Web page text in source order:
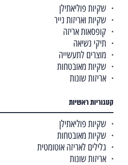
שקיות פוליאתילן
שקיות ואריזות נייר
קופסאות אריזה
תיקי נשיאה
מוצרים לתעשייה
שקיות מאובטחות
אריזות שונות
קטגוריות ראשיות
שקיות פוליאתילן
שקיות מאובטחות
גלילים לאריזה אוטומטית
אריזות שונות